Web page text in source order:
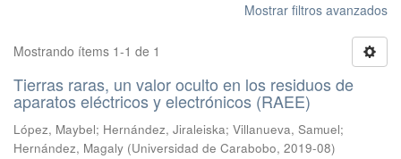
Mostrar filtros avanzados
Mostrando ítems 1-1 de 1
Tierras raras, un valor oculto en los residuos de
aparatos eléctricos y electrónicos (RAEE)
López, Maybel; Hernández, Jiraleiska; Villanueva, Samuel;
Hernández, Magaly (Universidad de Carabobo, 2019-08)